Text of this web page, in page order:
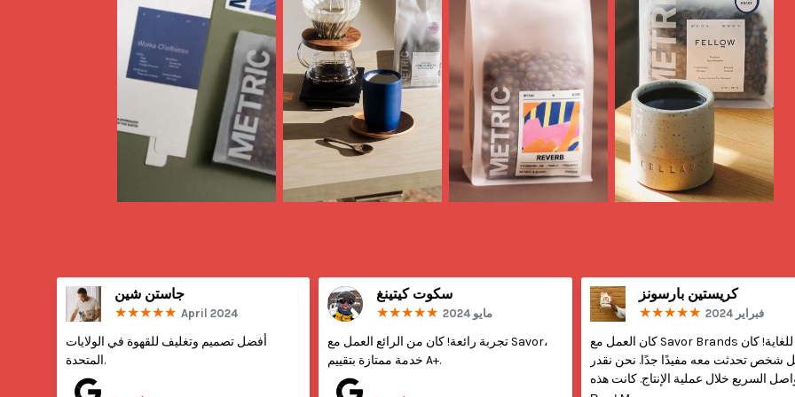
جاستن شين
April 2024
أفضل تصميم وتغليف للقهوة في الولايات
المتحدة.
سكوت كيتينغ
مايو 2024
تجربة رائعة! كان من الرائع العمل مع Savor،
خدمة ممتازة بتقييم A+.
كريستين بارسونز
فبراير 2024
كان العمل مع Savor Brands سهلًا للغاية! كان
شخص تحدثت معه مفيدًا جدًا. نحن نقدر
السريع خلال عملية الإنتاج. كانت هذه